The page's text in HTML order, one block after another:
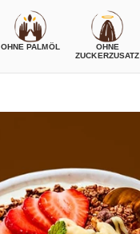
OHNE PALMÖL
OHNE
ZUCKERZUSATZ